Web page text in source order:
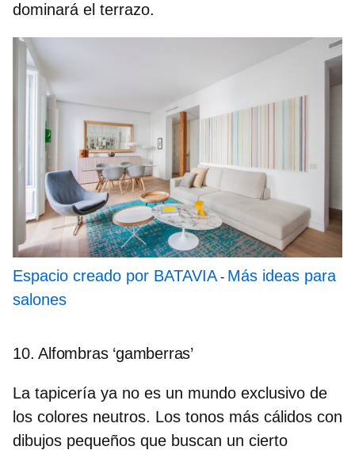
dominará el terrazo.
Espacio creado por BATAVIA - Más ideas para
salones
10. Alfombras ‘gamberras’
La tapicería ya no es un mundo exclusivo de
los colores neutros. Los tonos más cálidos con
dibujos pequeños que buscan un cierto